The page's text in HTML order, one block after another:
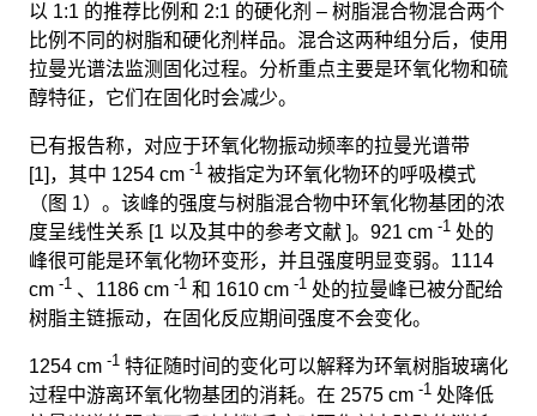
以 1:1 的推荐比例和 2:1 的硬化剂 – 树脂混合物混合两个
比例不同的树脂和硬化剂样品。混合这两种组分后，使用
拉曼光谱法监测固化过程。分析重点主要是环氧化物和硫
醇特征，它们在固化时会减少。
已有报告称，对应于环氧化物振动频率的拉曼光谱带
[1]，其中 1254 cm -1 被指定为环氧化物环的呼吸模式
（图 1）。该峰的强度与树脂混合物中环氧化物基团的浓
度呈线性关系 [1 以及其中的参考文献 ]。921 cm -1 处的
峰很可能是环氧化物环变形，并且强度明显变弱。1114
cm -1 、1186 cm -1 和 1610 cm -1 处的拉曼峰已被分配给
树脂主链振动，在固化反应期间强度不会变化。
1254 cm -1 特征随时间的变化可以解释为环氧树脂玻璃化
过程中游离环氧化物基团的消耗。在 2575 cm -1 处降低